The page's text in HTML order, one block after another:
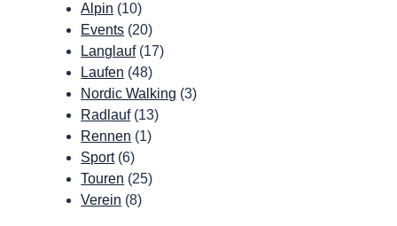
Alpin (10)
Events (20)
Langlauf(17)
Laufen (48)
Nordic Walking (3)
Radlauf(13)
Rennen (1)
Sport(6)
Touren (25)
Verein (8)